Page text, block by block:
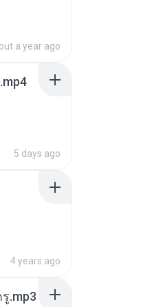
a year ago
5 days ago
4 years ago
.mp3